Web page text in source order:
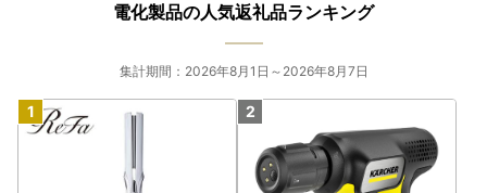
電化製品の人気返礼品ランキング
集計期間：2026年8月1日～2026年8月7日